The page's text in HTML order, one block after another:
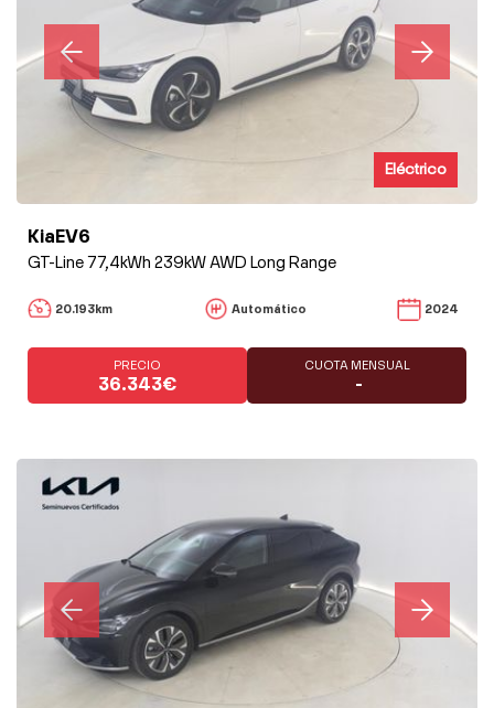
Eléctrico
KiaEV6
GT-Line 77,4kWh 239kW AWD Long Range
20.193km Automático 2024
PRECIO
36.343€
CUOTA MENSUAL
-